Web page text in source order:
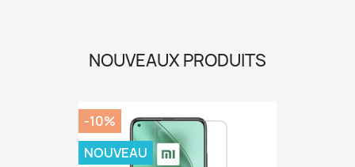
NOUVEAUX PRODUITS
-10%
NOUVEAU